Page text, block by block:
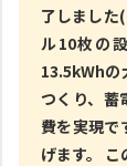
了しまし
ル10枚の
13.5kWhの
つくり、蓄
費を実現で
げます。